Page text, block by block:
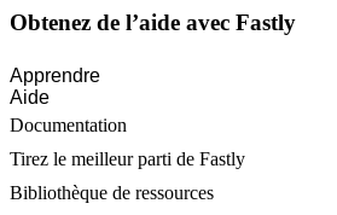
Obtenez de l’aide avec Fastly
Apprendre
Aide
Documentation
Tirez le meilleur parti de Fastly
Bibliothèque de ressources